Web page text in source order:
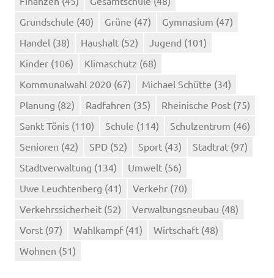
Grundschule (40) Grüne (47) Gymnasium (47)
Handel (38) Haushalt (52) Jugend (101)
Kinder (106) Klimaschutz (68)
Kommunalwahl 2020 (67) Michael Schütte (34)
Planung (82) Radfahren (35) Rheinische Post (75)
Sankt Tönis (110) Schule (114) Schulzentrum (46)
Senioren (42) SPD (52) Sport (43) Stadtrat (97)
Stadtverwaltung (134) Umwelt (56)
Uwe Leuchtenberg (41) Verkehr (70)
Verkehrssicherheit (52) Verwaltungsneubau (48)
Vorst (97) Wahlkampf (41) Wirtschaft (48)
Wohnen (51)